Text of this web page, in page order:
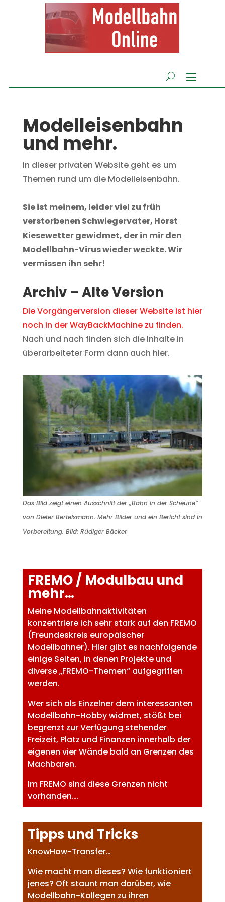
Modelleisenbahn
und mehr.
In dieser privaten Website geht es um
Themen rund um die Modelleisenbahn.
Sie ist meinem, leider viel zu früh
verstorbenen Schwiegervater, Horst
Kiesewettergewidmet, der in mir den
Modellbahn-Virus wieder weckte.Wir
vermissen ihn sehr!
Archiv – Alte Version
Die Vorgängerversion dieser Website ist hier
noch in der WayBackMachine zu finden.
Nach und nach finden sich die Inhalte in
überarbeiteter Form dann auch hier.
Das Bild zeigt einen Ausschnitt der „Bahn in der Scheune“
von Dieter Bertelsmann. Mehr Bilder und ein Bericht sind in
Vorbereitung. Bild: Rüdiger Bäcker
FREMO / Modulbau und
mehr…
Meine Modellbahnaktivitäten
konzentriere ich sehr stark auf den FREMO
(Freundeskreis europäischer
Modellbahner). Hier gibt es nachfolgende
einige Seiten, in denen Projekte und
diverse „FREMO-Themen“ aufgegriffen
werden.
Wer sich als Einzelner dem interessanten
Modellbahn-Hobby widmet, stößt bei
begrenzt zur Verfügung stehender
Freizeit, Platz und Finanzen innerhalb der
eigenen vier Wände bald an Grenzen des
Machbaren.
Im FREMO sind diese Grenzen nicht
vorhanden….
Tipps und Tricks
KnowHow-Transfer…
Wie macht man dieses? Wie funktioniert
jenes? Oft staunt man darüber, wie
Modellbahn-Kollegen zu ihren